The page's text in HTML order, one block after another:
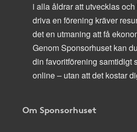
i alla åldrar att utvecklas
driva en förening kräver
det en utmaning att få
Genom Sponsorhuset kan
din favoritförening samtidigt
online – utan att det kostar
Om Sponsorhuset